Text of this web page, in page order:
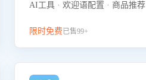
AI工具 · 欢迎语配置 · 商品推荐
限时免费已售99+